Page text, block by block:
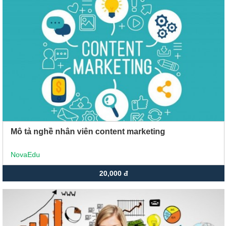
Mô tả nghề nhân viên content marketing
NovaEdu
20,000 đ